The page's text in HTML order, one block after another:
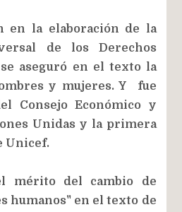
en la elaboración de la
de los Derechos
aseguró en el texto la
y mujeres. Y fue
Consejo Económico y
Unidas y la primera
Unicef.
mérito del cambio de
humanos" en el texto de